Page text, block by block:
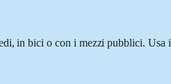
in bici o con i mezzi pubblici. Usa